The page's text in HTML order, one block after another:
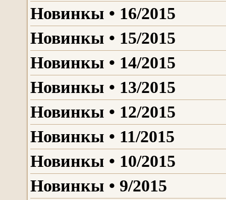
Новинкы • 16/2015
Новинкы • 15/2015
Новинкы • 14/2015
Новинкы • 13/2015
Новинкы • 12/2015
Новинкы • 11/2015
Новинкы • 10/2015
Новинкы • 9/2015